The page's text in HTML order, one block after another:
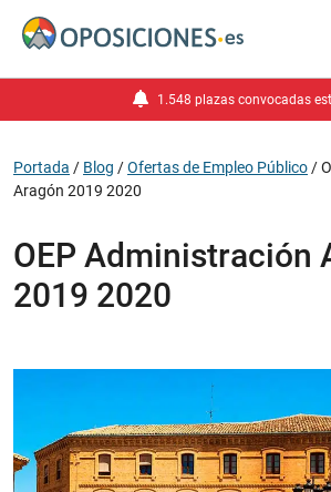
1.548 plazas convocadas
Portada / Blog /Ofertas de Empleo Público /
Aragón 2019 2020
OEP Administración
2019 2020